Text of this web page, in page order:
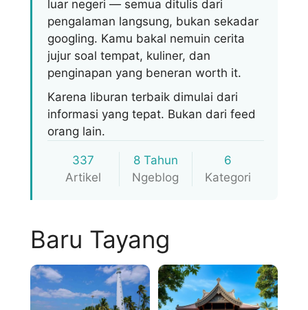
luar negeri — semua ditulis dari
pengalaman langsung, bukan sekadar
googling. Kamu bakal nemuin cerita
jujur soal tempat, kuliner, dan
penginapan yang beneran worth it.
Karena liburan terbaik dimulai dari
informasi yang tepat. Bukan dari feed
orang lain.
337
Artikel
8 Tahun
Ngeblog
6
Kategori
Baru Tayang